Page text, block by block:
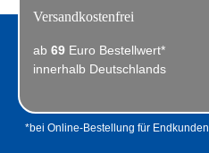
Versandkostenfrei
ab 69 Euro Bestellwert*
innerhalb Deutschlands
*bei Online-Bestellung für Endkunden